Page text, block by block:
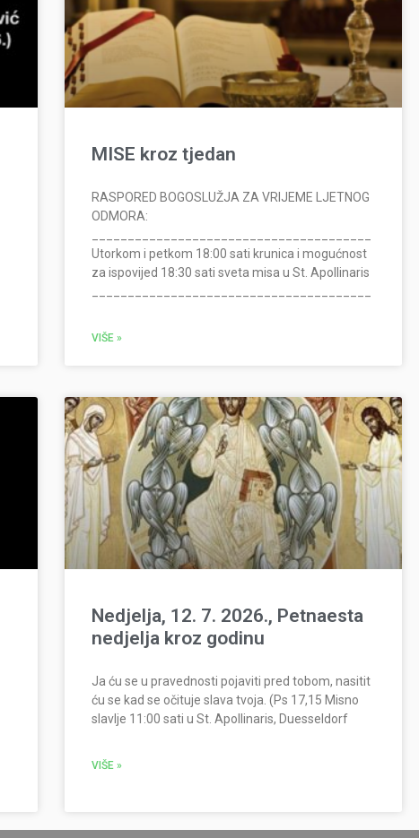
MISE kroz tjedan
RASPORED BOGOSLUŽJA ZA VRIJEME LJETNOG
ODMORA:
Utorkom i petkom 18:00 sati krunica i mogućnost
za ispovijed 18:30 sati sveta misa u St. Apollinaris
VIŠE »
Nedjelja, 12. 7. 2026., Petnaesta
nedjelja kroz godinu
Ja ću se u pravednosti pojaviti pred tobom, nasitit
ću se kad se očituje slava tvoja. (Ps 17,15 Misno
slavlje 11:00 sati u St. Apollinaris, Duesseldorf
VIŠE »